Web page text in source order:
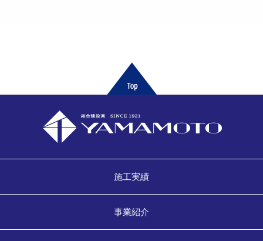
施工実績
事業紹介